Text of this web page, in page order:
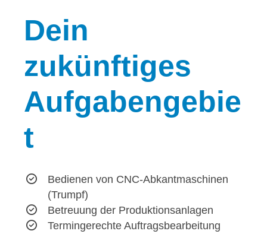
Dein
zukünftiges
Aufgabengebie
t
Bedienen von CNC-Abkantmaschinen
(Trumpf)
Betreuung der Produktionsanlagen
Termingerechte Auftragsbearbeitung